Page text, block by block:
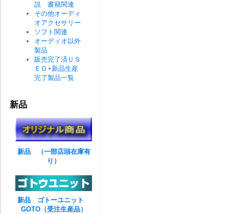
説 書籍関連
その他オーディ
オアクセサリー
ソフト関連
オーディオ以外
製品
販売完了済ＵＳ
ＥＤ+新品生産
完了製品一覧
新品
新品 （一部店頭在庫有
り）
新品 ゴトーユニット
GOTO（受注生産品）